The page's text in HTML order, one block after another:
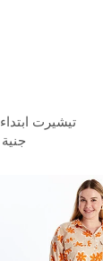
جنية